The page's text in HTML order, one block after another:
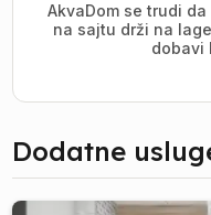
AkvaDom se trudi
na sajtu drži na
dobavi
Dodatne